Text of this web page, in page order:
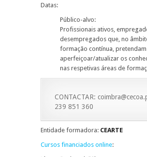
Datas:
Público-alvo:
Profissionais ativos,
desempregados que, no
formação contínua, pretendam
aperfeiçoar/atualizar os
nas respetivas áreas de
CONTACTAR:
239 851 360
Entidade formadora: CEARTE
Cursos financiados online: